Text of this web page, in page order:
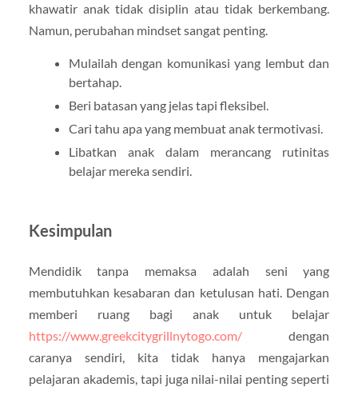
khawatir anak tidak disiplin atau tidak berkembang.
Namun, perubahan mindset sangat penting.
Mulailah dengan komunikasi yang lembut dan
bertahap.
Beri batasan yang jelas tapi fleksibel.
Cari tahu apa yang membuat anak termotivasi.
Libatkan anak dalam merancang rutinitas
belajar mereka sendiri.
Kesimpulan
Mendidik tanpa memaksa adalah seni yang
membutuhkan kesabaran dan ketulusan hati. Dengan
memberi ruang bagi anak untuk belajar
https://www.greekcitygrillnytogo.com/dengan
caranya sendiri, kita tidak hanya mengajarkan
pelajaran akademis, tapi juga nilai-nilai penting seperti